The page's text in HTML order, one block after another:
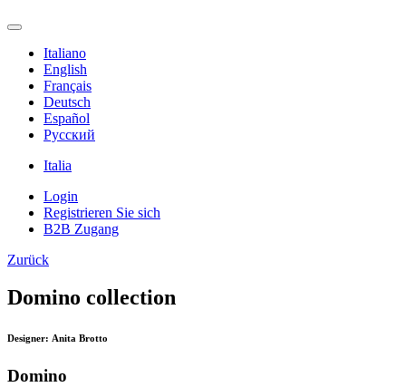
Italiano
English
Français
Deutsch
Español
Pусский
Italia
Login
Registrieren Sie sich
B2B Zugang
Zurück
Domino collection
Designer: Anita Brotto
Domino